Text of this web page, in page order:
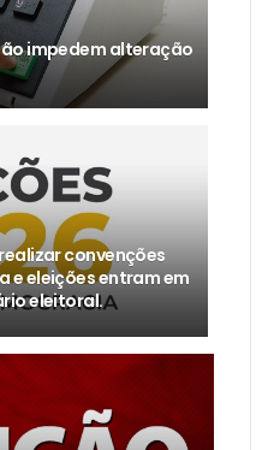
impedem alteração
convenções
eleições entram em
eleitoral.